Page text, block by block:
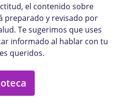
el contenido sobre
preparado y revisado por
Te sugerimos que uses
informado al hablar con tu
queridos.